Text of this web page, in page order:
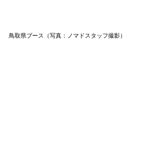
鳥取県ブース（写真：ノマドスタッフ撮影）